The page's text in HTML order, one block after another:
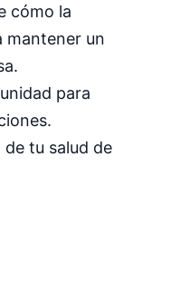
cómo la
mantener un
para
tu salud de